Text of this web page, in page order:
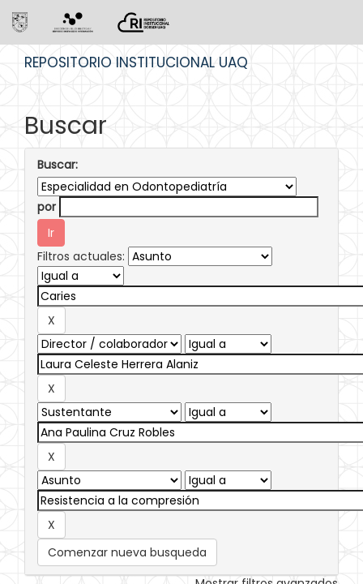
REPOSITORIO INSTITUCIONAL UAQ
Buscar
Buscar:
por
Filtros actuales:
Comenzar nueva busqueda